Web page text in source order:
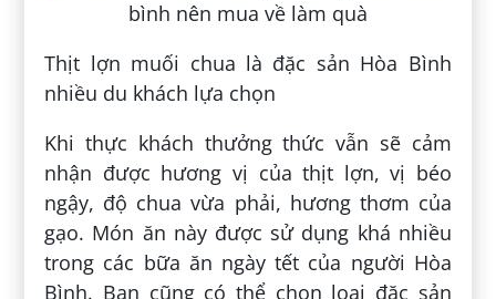
Thịt lợn muối chua là đặc sản Hòa Bình
nhiều du khách lựa chọn
Khi thực khách thưởng thức vẫn sẽ cảm
nhận được hương vị của thịt lợn, vị béo
ngậy, độ chua vừa phải, hương thơm của
gạo. Món ăn này được sử dụng khá nhiều
trong các bữa ăn ngày tết của người Hòa
Bình. Bạn cũng có thể chọn loại đặc sản